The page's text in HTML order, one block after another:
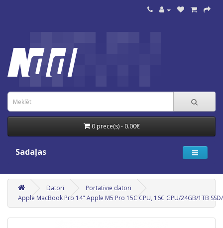
0 prece(s) - 0.00€
Sadaļas
Datori
Portatīvie datori
Apple MacBook Pro 14" Apple M5 Pro 15C CPU, 16C GPU/24GB/1TB